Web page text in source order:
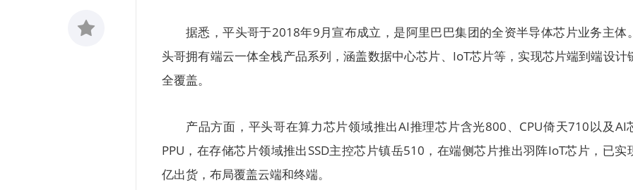
据悉，平头哥于2018年9月宣布成立，是阿里巴巴集团的全资半导体芯片业务主体
头哥拥有端云一体全栈产品系列，涵盖数据中心芯片、IoT芯片等，实现芯片端到端设计
全覆盖。
产品方面，平头哥在算力芯片领域推出AI推理芯片含光800、CPU倚天710以及AI
PPU，在存储芯片领域推出SSD主控芯片镇岳510，在端侧芯片推出羽阵IoT芯片，已实
亿出货，布局覆盖云端和终端。